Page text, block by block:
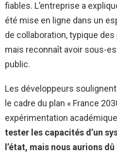
fiables. L’entreprise a
été mise en ligne dans un
de collaboration, typique
mais reconnaît avoir sous-
public.
Les développeurs
le cadre du plan « France
expérimentation
tester les capacités d’un
l’état, mais nous aurions